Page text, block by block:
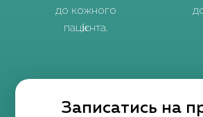
до кожного
пацієнта.
Записатись на